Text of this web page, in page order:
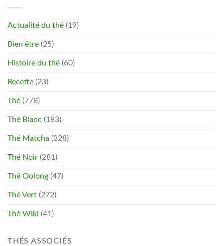
Actualité du thé (19)
Bien être (25)
Histoire du thé (60)
Recette (23)
Thé (778)
Thé Blanc (183)
Thé Matcha (328)
Thé Noir (281)
Thé Oolong (47)
Thé Vert (272)
Thé Wiki (41)
THÉS ASSOCIÉS